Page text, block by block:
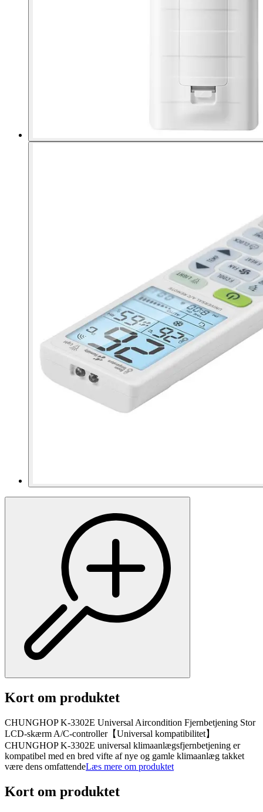
Kort om produktet
CHUNGHOP K-3302E Universal Aircondition Fjernbetjening Stor
LCD-skærm A/C-controller【Universal kompatibilitet】
CHUNGHOP K-3302E universal klimaanlægsfjernbetjening er
kompatibel med en bred vifte af nye og gamle klimaanlæg takket
være dens omfattendeLæs mere om produktet
Kort om produktet